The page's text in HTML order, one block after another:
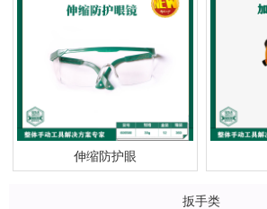
伸缩防护眼
扳手类